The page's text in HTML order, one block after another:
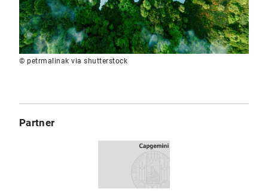
© petrmalinak via shutterstock
Partner